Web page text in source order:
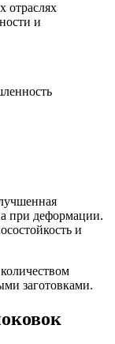
отраслях
и
при деформации.
и
заготовками.